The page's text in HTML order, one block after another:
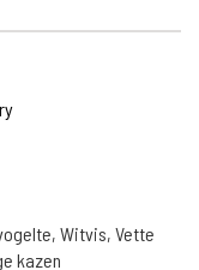
Witvis, Vette
kazen